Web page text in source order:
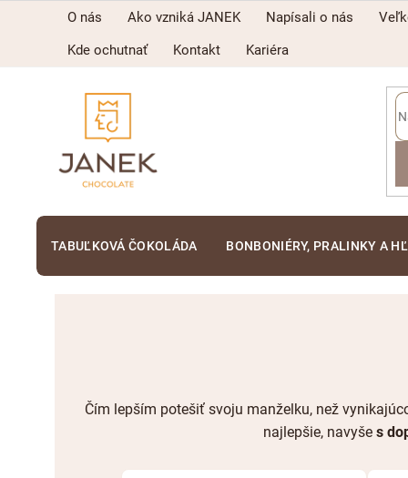
O nás Ako vzniká JANEK Napísali o nás
Kde ochutnať
Kontakt Kariéra
TABUĽKOVÁ ČOKOLÁDA BONBONIÉRY, PRALINKY A
Čím lepším potešiť svoju manželku, než
najlepšie, navyše s